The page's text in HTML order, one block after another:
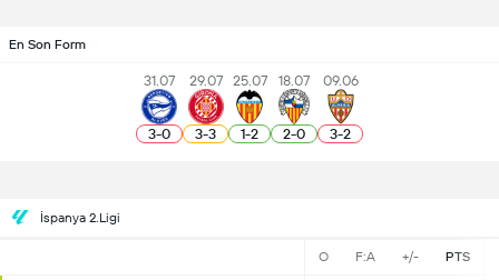
En Son Form
31.07
3-0
29.07
3-3
25.07
1-2
18.07
2-0
09.06
3-2
İspanya 2.Ligi
O F:A +/- PTS